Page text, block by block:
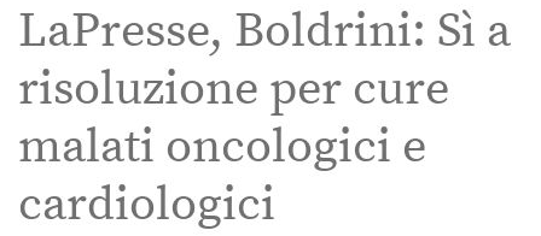
LaPresse, Boldrini: Sì a
risoluzione per cure
malati oncologici e
cardiologici